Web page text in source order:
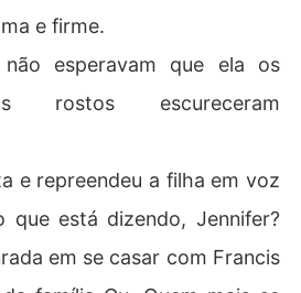
e firme.
esperavam que ela os
rostos escureceram
e repreendeu a filha em voz
que está dizendo, Jennifer?
em se casar com Francis